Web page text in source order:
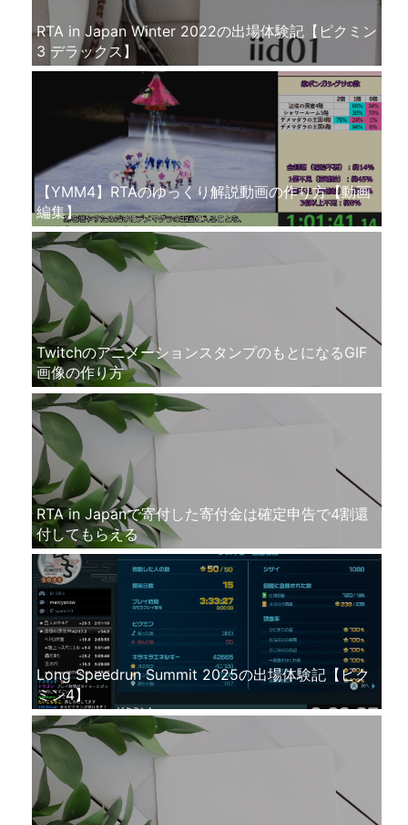
RTA in Japan Winter 2022の出場体験記【ピクミン
3 デラックス】
【YMM4】RTAのゆっくり解説動画の作り方【動画
編集】
TwitchのアニメーションスタンプのもとになるGIF
画像の作り方
RTA in Japanで寄付した寄付金は確定申告で4割還
付してもらえる
Long Speedrun Summit 2025の出場体験記【ピク
ミン4】